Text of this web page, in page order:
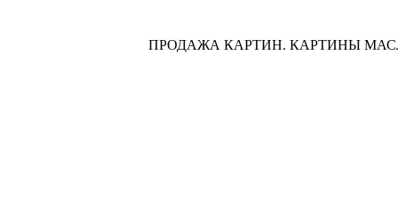
ПРОДАЖА КАРТИН. КАРТИНЫ